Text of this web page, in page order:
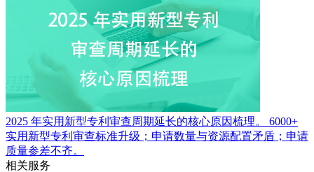
2025 年实用新型专利审查周期延长的核心原因梳理。
6000+
实用新型专利审查标准升级；申请数量与资源配置矛盾；申请
质量参差不齐。
相关服务